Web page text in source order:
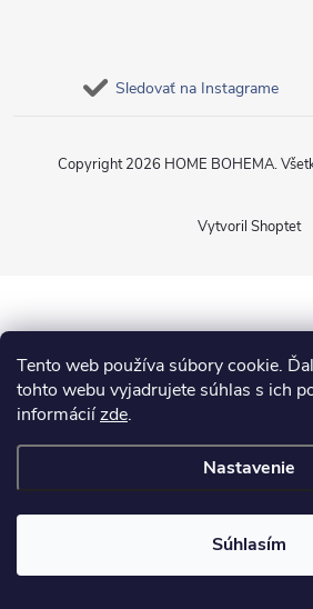
Tento web používa súbory cookie.
tohto webu vyjadrujete súhlas s ich
informáciízde.
Nastavenie
Súhlasím
Sledovať na Instagrame
Vytvoril Shoptet
Copyright 2026 HOME BOHEMA.